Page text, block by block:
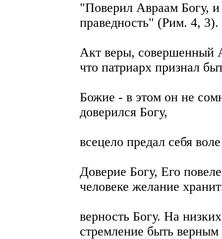
"Поверил Авраам Богу,
праведность" (Рим. 4, 3).
Акт веры, совершенный
что патриарх признал
Божие - в этом он не
доверился Богу,
всецело предал себя
Доверие Богу, Его
человеке желание
верность Богу. На
стремление быть верным